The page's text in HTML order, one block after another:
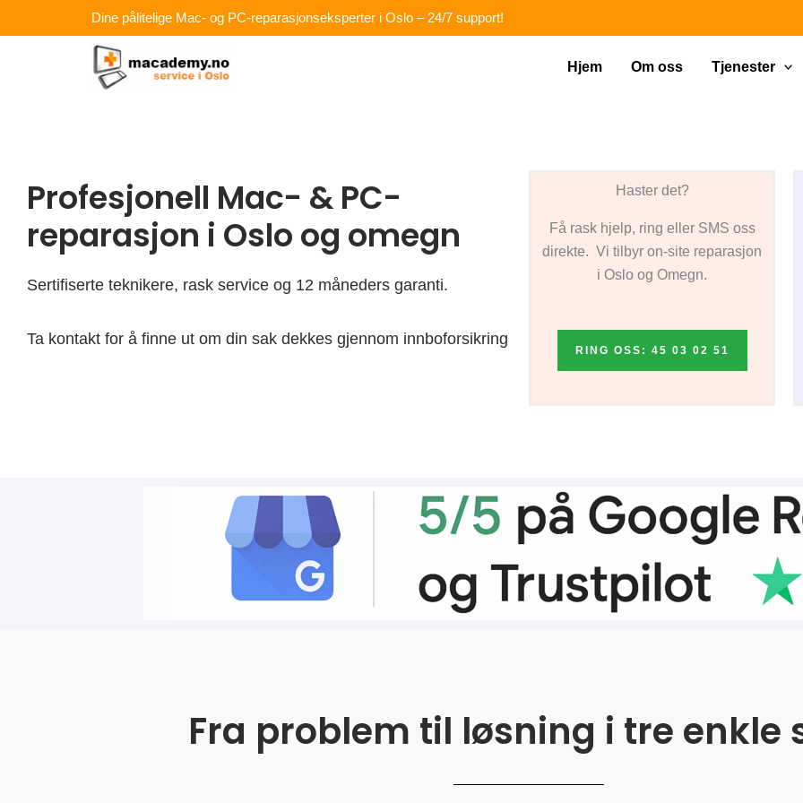
rett
Dine pålitelige Mac- og PC-reparasjonseksperter i Oslo – 24/7 support!
Hjem Om oss Tjenester
Profesjonell Mac- & PC-
reparasjon i Oslo og omegn
Sertifiserte teknikere, rask service og 12 måneders garanti.
Ta kontakt for å finne ut om din sak dekkes gjennom innboforsikring
Haster det?
Få rask hjelp, ring eller SMS oss
direkte. Vi tilbyr on-site reparasjon
i Oslo og Omegn.
RING OSS: 45 03 02 51
Fra problem til løsning i tre enkle